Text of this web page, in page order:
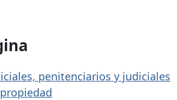
penitenciarios y judiciales